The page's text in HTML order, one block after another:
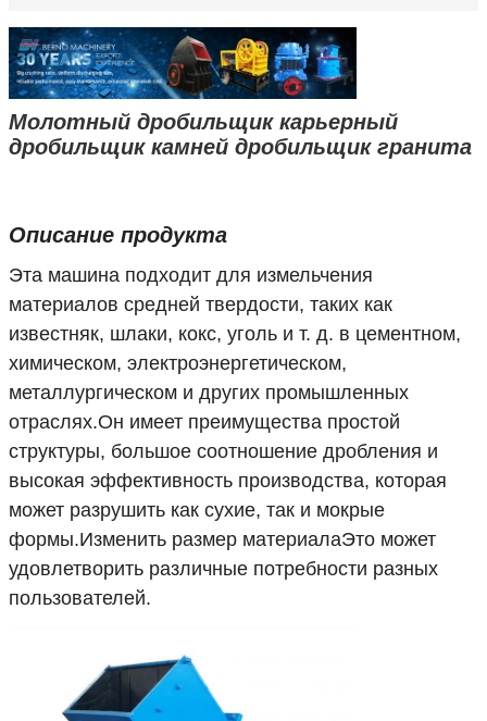
Молотный дробильщик карьерный
дробильщик камней дробильщик гранита
Описание продукта
Эта машина подходит для измельчения
материалов средней твердости, таких как
известняк, шлаки, кокс, уголь и т. д. в цементном,
химическом, электроэнергетическом,
металлургическом и других промышленных
отраслях.Он имеет преимущества простой
структуры, большое соотношение дробления и
высокая эффективность производства, которая
может разрушить как сухие, так и мокрые
формы.Изменить размер материалаЭто может
удовлетворить различные потребности разных
пользователей.